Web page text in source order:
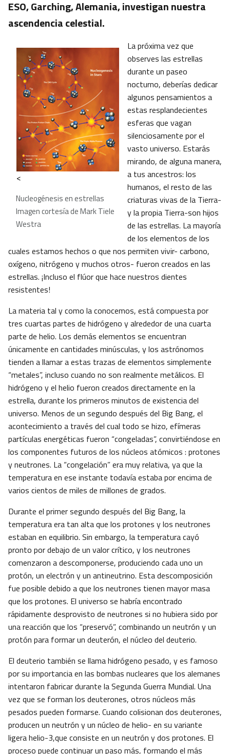
ESO, Garching, Alemania, investigan nuestra
ascendencia celestial.
<
Nucleogénesis en estrellas
Imagen cortesía de Mark Tiele
Westra
La próxima vez que
observes las estrellas
durante un paseo
nocturno, deberías dedicar
algunos pensamientos a
estas resplandecientes
esferas que vagan
silenciosamente por el
vasto universo. Estarás
mirando, de alguna manera,
a tus ancestros: los
humanos, el resto de las
criaturas vivas de la Tierra-
y la propia Tierra-son hijos
de las estrellas. La mayoría
de los elementos de los
cuales estamos hechos o que nos permiten vivir- carbono,
oxígeno, nitrógeno y muchos otros- fueron creados en las
estrellas. ¡Incluso el flúor que hace nuestros dientes
resistentes!
La materia tal y como la conocemos, está compuesta por
tres cuartas partes de hidrógeno y alrededor de una cuarta
parte de helio. Los demás elementos se encuentran
únicamente en cantidades minúsculas, y los astrónomos
tienden a llamar a estas trazas de elementos simplemente
“metales”, incluso cuando no son realmente metálicos. El
hidrógeno y el helio fueron creados directamente en la
estrella, durante los primeros minutos de existencia del
universo. Menos de un segundo después del Big Bang, el
acontecimiento a través del cual todo se hizo, efímeras
partículas energéticas fueron “congeladas”, convirtiéndose en
los componentes futuros de los núcleos atómicos : protones
y neutrones. La “congelación” era muy relativa, ya que la
temperatura en ese instante todavía estaba por encima de
varios cientos de miles de millones de grados.
Durante el primer segundo después del Big Bang, la
temperatura era tan alta que los protones y los neutrones
estaban en equilibrio. Sin embargo, la temperatura cayó
pronto por debajo de un valor crítico, y los neutrones
comenzaron a descomponerse, produciendo cada uno un
protón, un electrón y un antineutrino. Esta descomposición
fue posible debido a que los neutrones tienen mayor masa
que los protones. El universo se habría encontrado
rápidamente desprovisto de neutrones si no hubiera sido por
una reacción que los “preservó”, combinando un neutrón y un
protón para formar un deuterón, el núcleo del deuterio.
El deuterio también se llama hidrógeno pesado, y es famoso
por su importancia en las bombas nucleares que los alemanes
intentaron fabricar durante la Segunda Guerra Mundial. Una
vez que se forman los deuterones, otros núcleos más
pesados pueden formarse. Cuando colisionan dos deuterones,
producen un neutrón y un núcleo de helio- en su variante
ligera helio-3,que consiste en un neutrón y dos protones. El
proceso puede continuar un paso más, formando el más